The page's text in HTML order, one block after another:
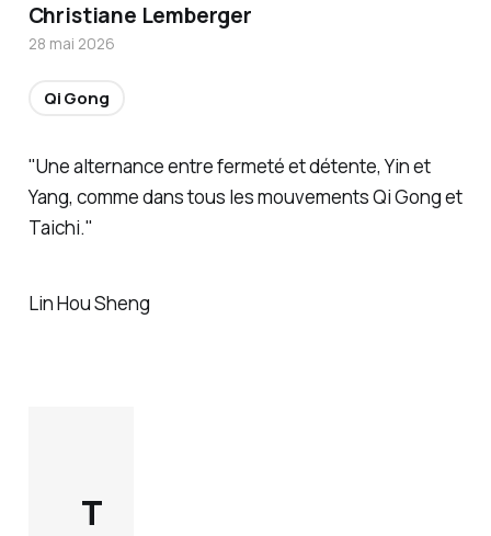
"Une alternance entre fermeté et détente, Yin et
Yang, comme dans tous les mouvements Qi Gong et
Taichi."
Lin Hou Sheng
T
Christiane Lemberger
28 mai 2026
Qi Gong